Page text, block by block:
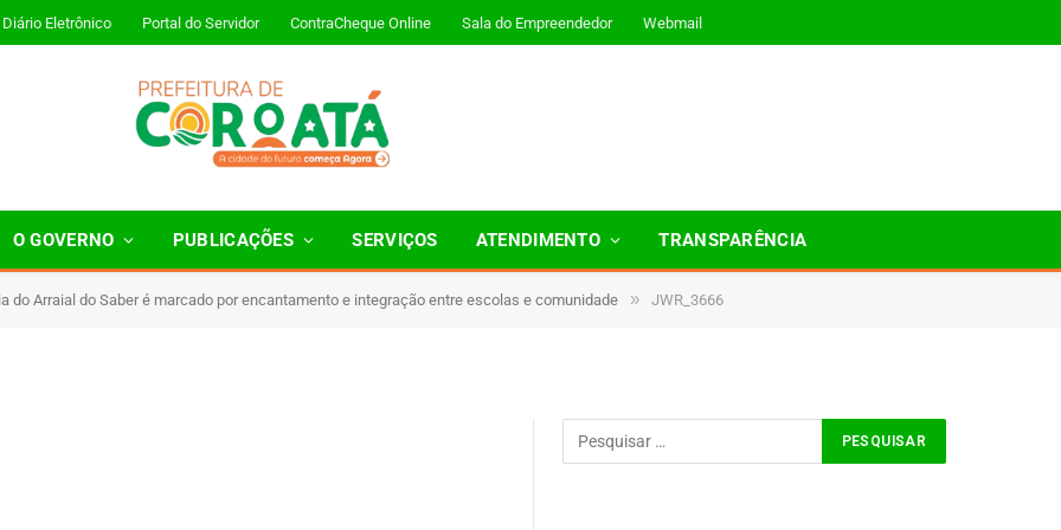
Diário Eletrônico Portal do Servidor ContraCheque Online Sala do Empreendedor Webmail
O GOVERNO PUBLICAÇÕES SERVIÇOS ATENDIMENTO TRANSPARÊNCIA
do Arraial do Saber é marcado por encantamento e integração entre escolas e comunidade » JWR_3666